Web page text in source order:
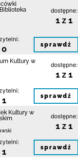
dostępne:
1 z 1
0 sprawdź
Kultury w
dostępne:
1 z 1
1 sprawdź
Kultury w
dostępne:
1 z 1
1 sprawdź